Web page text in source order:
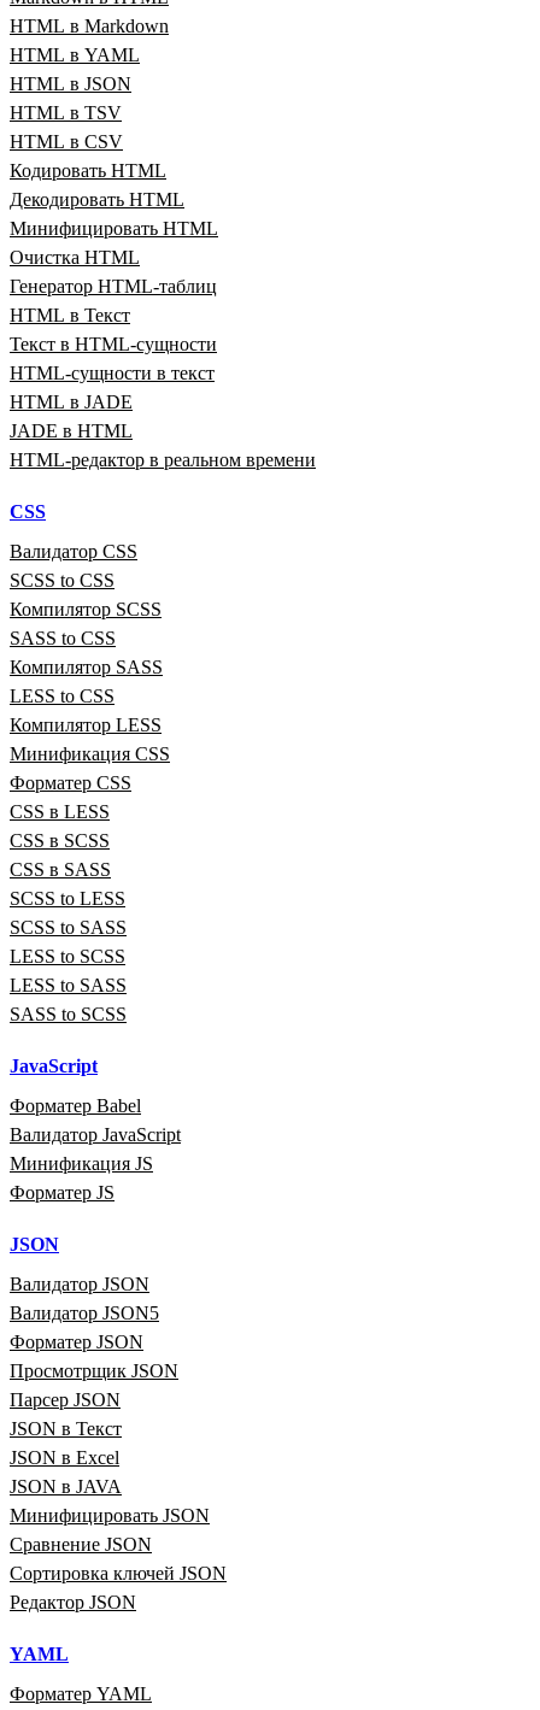
HTML в Markdown
HTML в YAML
HTML в JSON
HTML в TSV
HTML в CSV
Кодировать HTML
Декодировать HTML
Минифицировать HTML
Очистка HTML
Генератор HTML‑таблиц
HTML в Текст
Текст в HTML‑сущности
HTML‑сущности в текст
HTML в JADE
JADE в HTML
HTML‑редактор в реальном времени
CSS
Валидатор CSS
SCSS to CSS
Компилятор SCSS
SASS to CSS
Компилятор SASS
LESS to CSS
Компилятор LESS
Минификация CSS
Форматер CSS
CSS в LESS
CSS в SCSS
CSS в SASS
SCSS to LESS
SCSS to SASS
LESS to SCSS
LESS to SASS
SASS to SCSS
JavaScript
Форматер Babel
Валидатор JavaScript
Минификация JS
Форматер JS
JSON
Валидатор JSON
Валидатор JSON5
Форматер JSON
Просмотрщик JSON
Парсер JSON
JSON в Текст
JSON в Excel
JSON в JAVA
Минифицировать JSON
Сравнение JSON
Сортировка ключей JSON
Редактор JSON
YAML
Форматер YAML